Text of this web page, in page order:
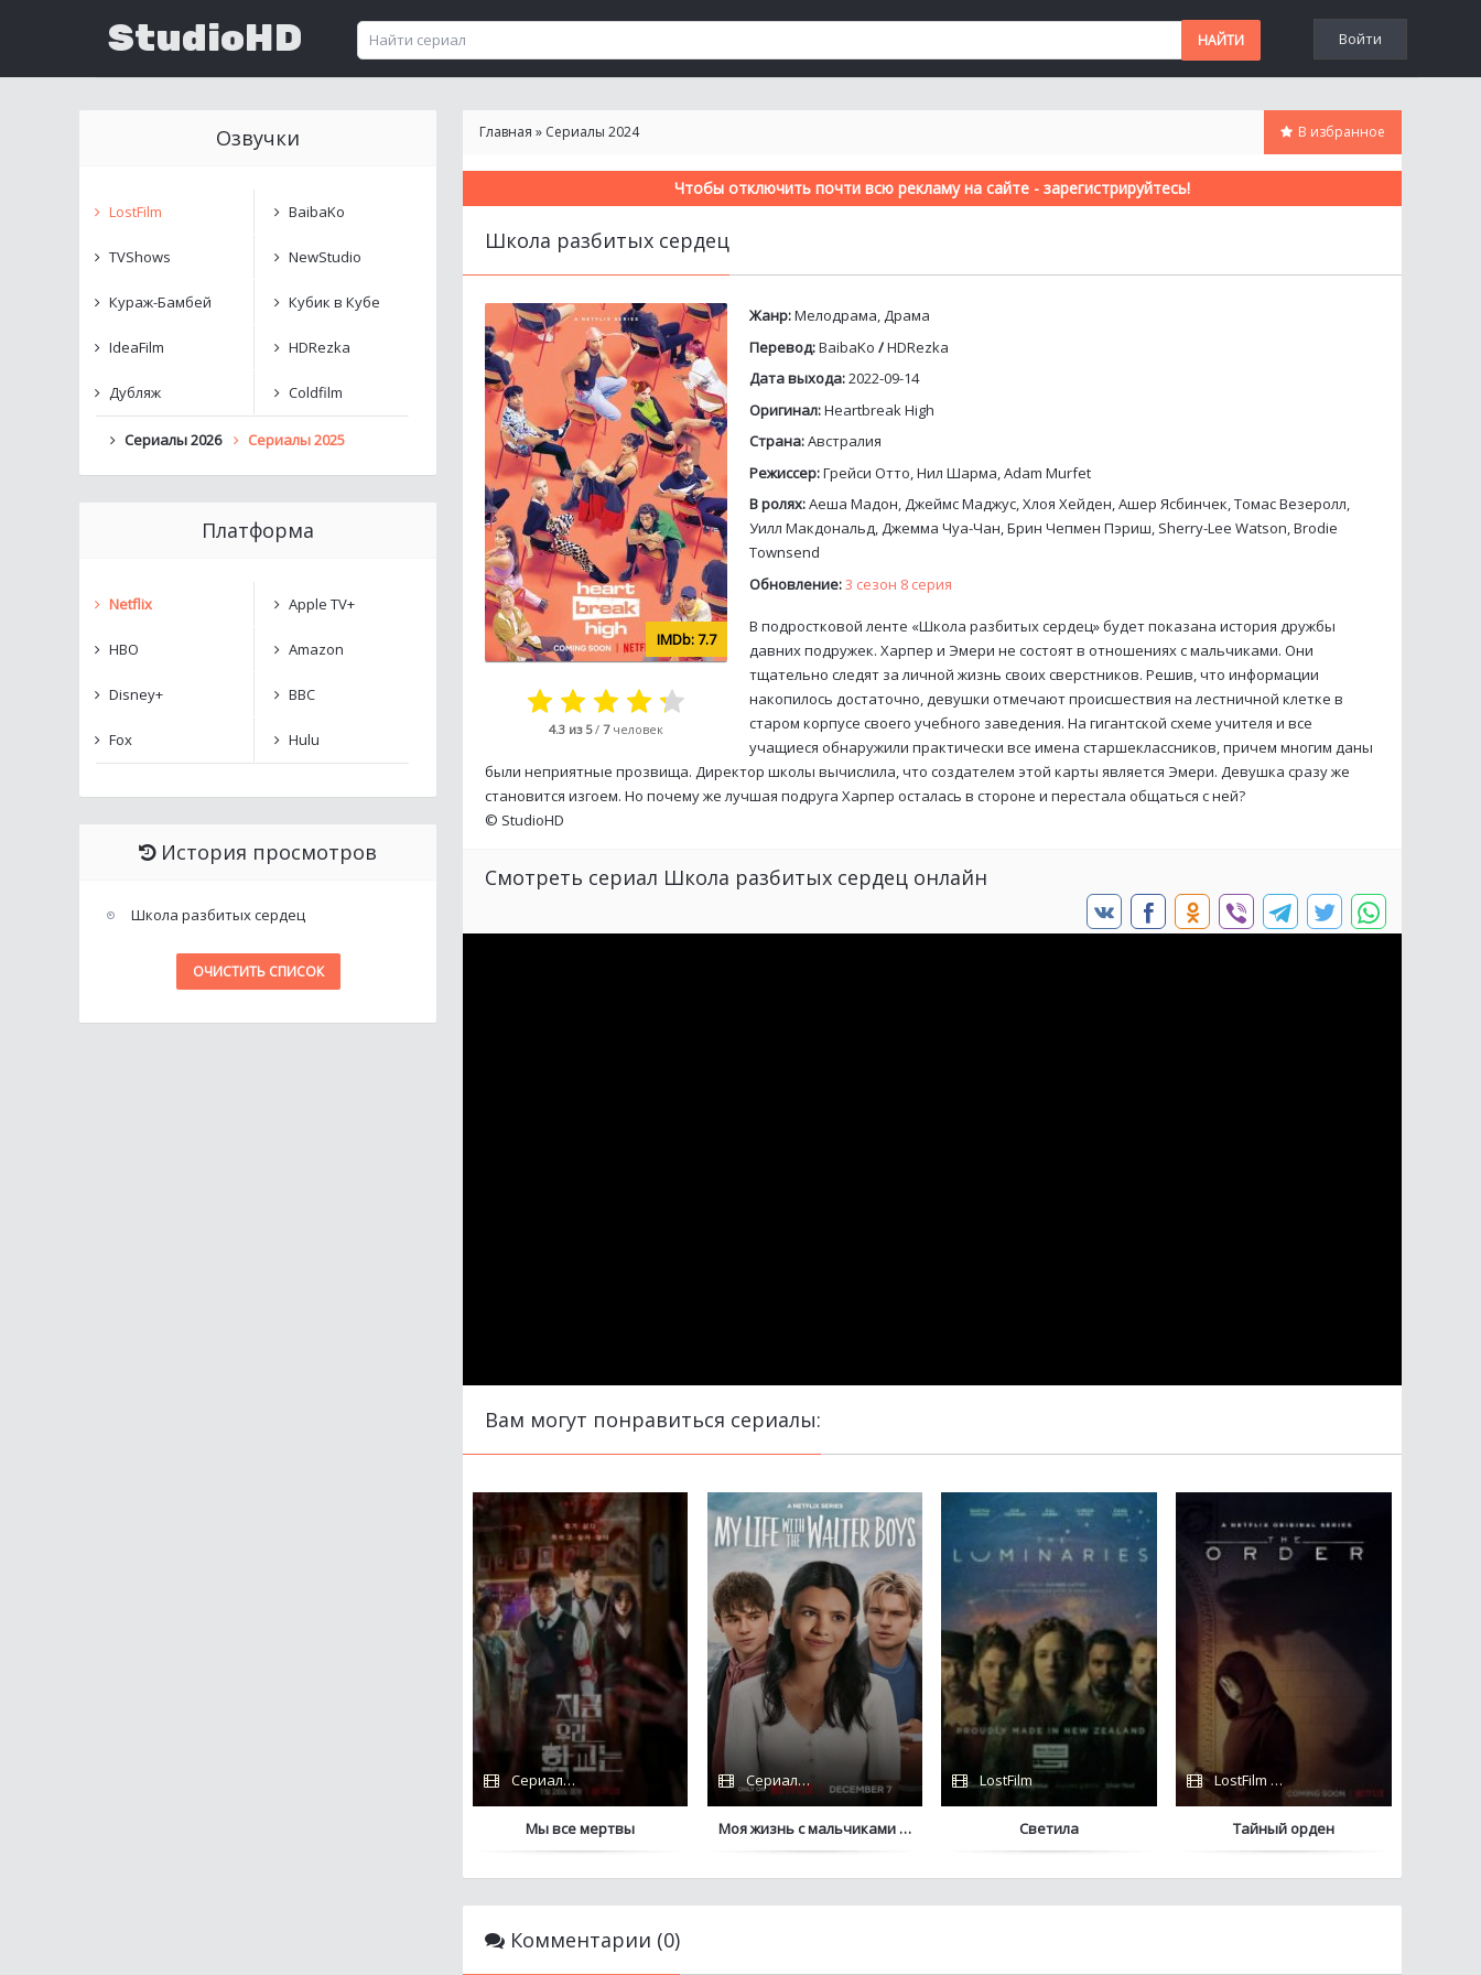
StudioHD Войти
Главная » Сериалы 2024 В избранное
Чтобы отключить почти всю рекламу на сайте - зарегистрируйтесь!
Школа разбитых сердец
7.7
4.3 из 5/ 7 человек
Жанр:Мелодрама, Драма
Перевод:BaibaKo /HDRezka
Дата выхода:2022-09-14
Оригинал:Heartbreak High
Страна:Австралия
Режиссер:Грейси Отто, Нил Шарма, Adam Murfet
В ролях:Аеша Мадон, Джеймс Маджус, Хлоя Хейден, Ашер Ясбинчек, Томас Везеролл,
Уилл Макдональд, Джемма Чуа-Чан, Брин Чепмен Пэриш, Sherry-Lee Watson, Brodie
Townsend
Обновление:3 сезон 8 серия
В подростковой ленте «Школа разбитых сердец» будет показана история дружбы
давних подружек. Харпер и Эмери не состоят в отношениях с мальчиками. Они
тщательно следят за личной жизнь своих сверстников. Решив, что информации
накопилось достаточно, девушки отмечают происшествия на лестничной клетке в
старом корпусе своего учебного заведения. На гигантской схеме учителя и все
учащиеся обнаружили практически все имена старшеклассников, причем многим даны
были неприятные прозвища. Директор школы вычислила, что создателем этой карты является Эмери. Девушка сразу же
становится изгоем. Но почему же лучшая подруга Харпер осталась в стороне и перестала общаться с ней?
© StudioHD
Смотреть сериал Школа разбитых сердец онлайн
Вам могут понравиться сериалы:
Сериалы 2022 / Netflix
Мы все мертвы
Сериалы 2026 / Сериалы 2023 / Дубляж / Netflix
Моя жизнь с мальчиками Уолтер
LostFilm
Светила
LostFilm / Netflix
Тайный орден
Комментарии (0)
Озвучки
LostFilm BaibaKo
TVShows NewStudio
Кураж-Бамбей Кубик в Кубе
IdeaFilm HDRezka
Дубляж Coldfilm
Сериалы 2026 Сериалы 2025
Платформа
Netflix Apple TV+
HBO Amazon
Disney+ BBC
Fox Hulu
История просмотров
Школа разбитых сердец
ОЧИСТИТЬ СПИСОК